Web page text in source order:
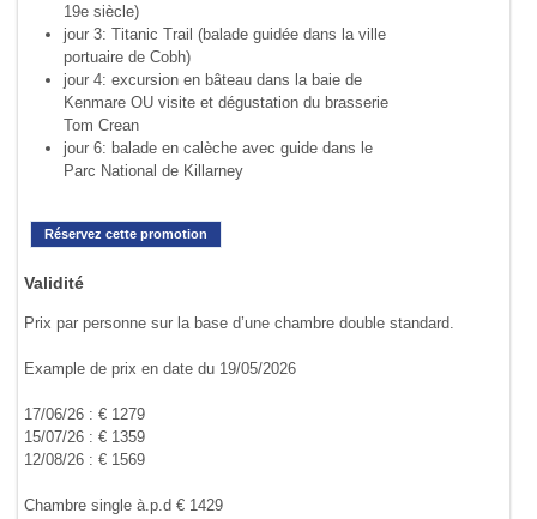
19e siècle)
jour 3: Titanic Trail (balade guidée dans la ville
portuaire de Cobh)
jour 4: excursion en bâteau dans la baie de
Kenmare OU visite et dégustation du brasserie
Tom Crean
jour 6: balade en calèche avec guide dans le
Parc National de Killarney
Réservez cette promotion
Validité
Prix par personne sur la base d’une chambre double standard.
Example de prix en date du 19/05/2026
17/06/26 : € 1279
15/07/26 : € 1359
12/08/26 : € 1569
Chambre single à.p.d € 1429